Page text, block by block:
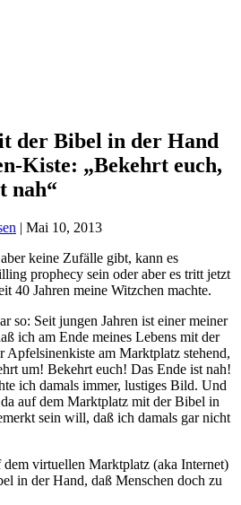
der Bibel in der Hand
Kiste: „Bekehrt euch,
nah“
| Mai 10, 2013
keine Zufälle gibt, kann es
prophecy sein oder aber es tritt jetzt
40 Jahren meine Witzchen machte.
so: Seit jungen Jahren ist einer meiner
ich am Ende meines Lebens mit der
am Marktplatz stehend,
um! Bekehrt euch! Das Ende ist nah!
ich damals immer, lustiges Bild. Und
auf dem Marktplatz mit der Bibel in
sein will, daß ich damals gar nicht
virtuellen Marktplatz (aka Internet)
in der Hand, daß Menschen doch zu